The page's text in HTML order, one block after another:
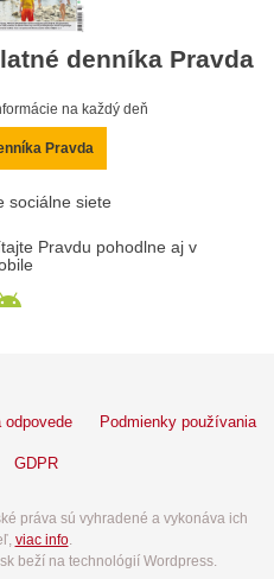
denníka Pravda
na každý deň
Pravda
sociálne siete
Pravdu pohodlne aj v
Podmienky používania
GDPR
práva sú vyhradené a vykonáva ich
viac info.
beží na technológií Wordpress.